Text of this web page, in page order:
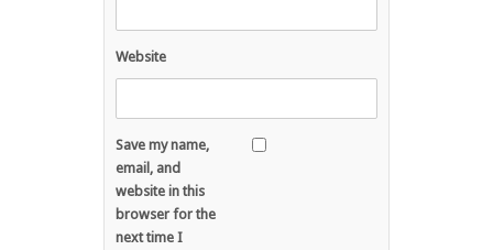
Website
Save my name,
email, and
website in this
browser for the
next time I